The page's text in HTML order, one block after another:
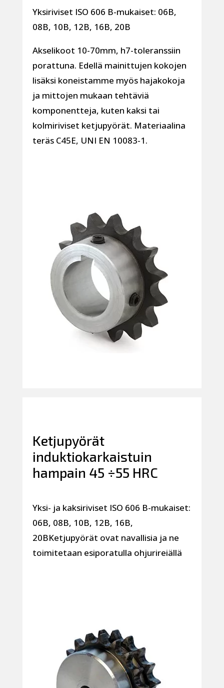
Yksiriviset ISO 606 B-mukaiset: 06B,
08B, 10B, 12B, 16B, 20B
Akselikoot 10-70mm, h7-toleranssiin
porattuna. Edellä mainittujen kokojen
lisäksi koneistamme myös hajakokoja
ja mittojen mukaan tehtäviä
komponentteja, kuten kaksi tai
kolmiriviset ketjupyörät. Materiaalina
teräs C45E, UNI EN 10083-1.
Ketjupyörät
induktiokarkaistuin
hampain 45 ÷55 HRC
Yksi- ja kaksiriviset ISO 606 B-mukaiset:
06B, 08B, 10B, 12B, 16B,
20BKetjupyörät ovat navallisia ja ne
toimitetaan esiporatulla ohjurireiällä